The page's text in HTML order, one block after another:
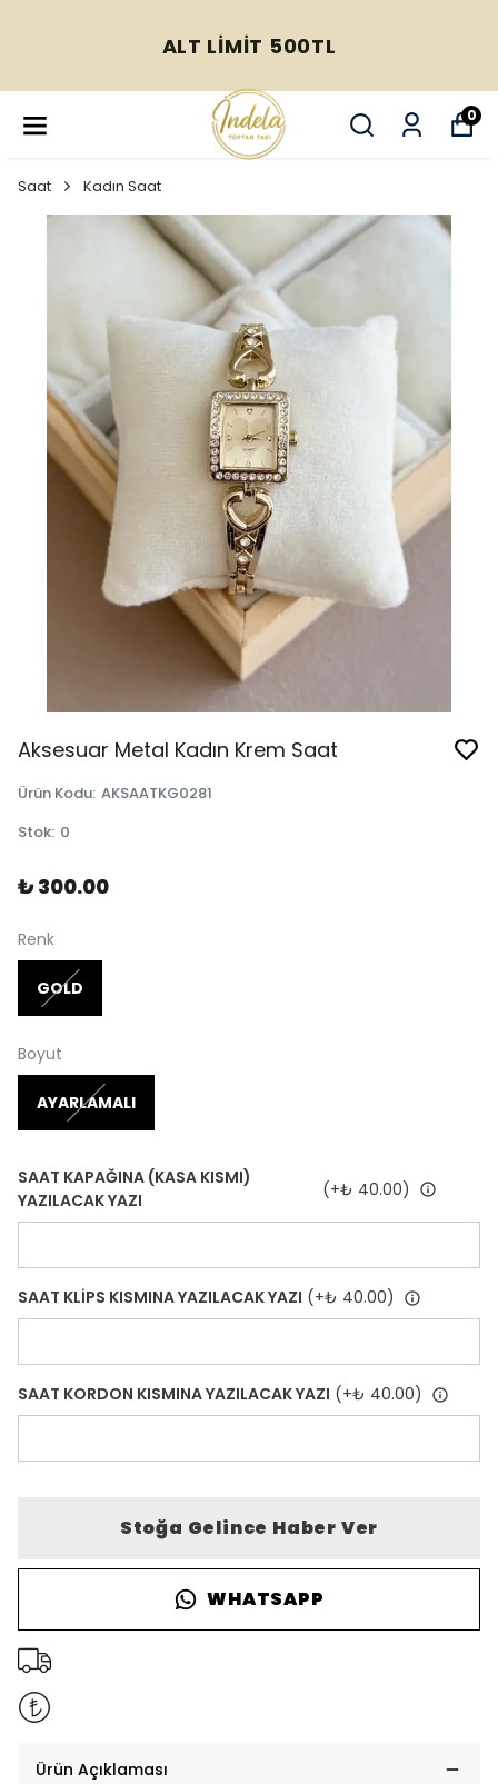
ALT LİMİT 500TL
0
Saat Kadın Saat
Aksesuar Metal Kadın Krem Saat
Ürün Kodu: AKSAATKG0281
Stok: 0
₺ 300.00
Renk
GOLD
Boyut
AYARLAMALI
SAAT KAPAĞINA (KASA KISMI)
YAZILACAK YAZI
(+₺ 40.00)
SAAT KLİPS KISMINA YAZILACAK YAZI (+₺ 40.00)
SAAT KORDON KISMINA YAZILACAK YAZI (+₺ 40.00)
Stoğa Gelince Haber Ver
WHATSAPP
Ürün Açıklaması